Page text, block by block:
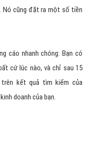
Nó cũng đặt ra một số tiền
cáo nhanh chóng: Bạn có
cứ lúc nào, và chỉ sau 15
kết quả tìm kiếm của
doanh của bạn.